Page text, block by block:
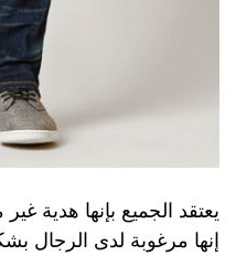
يعتقد الجميع بإنها هدية
إنها مرغوبة لدى الرجال